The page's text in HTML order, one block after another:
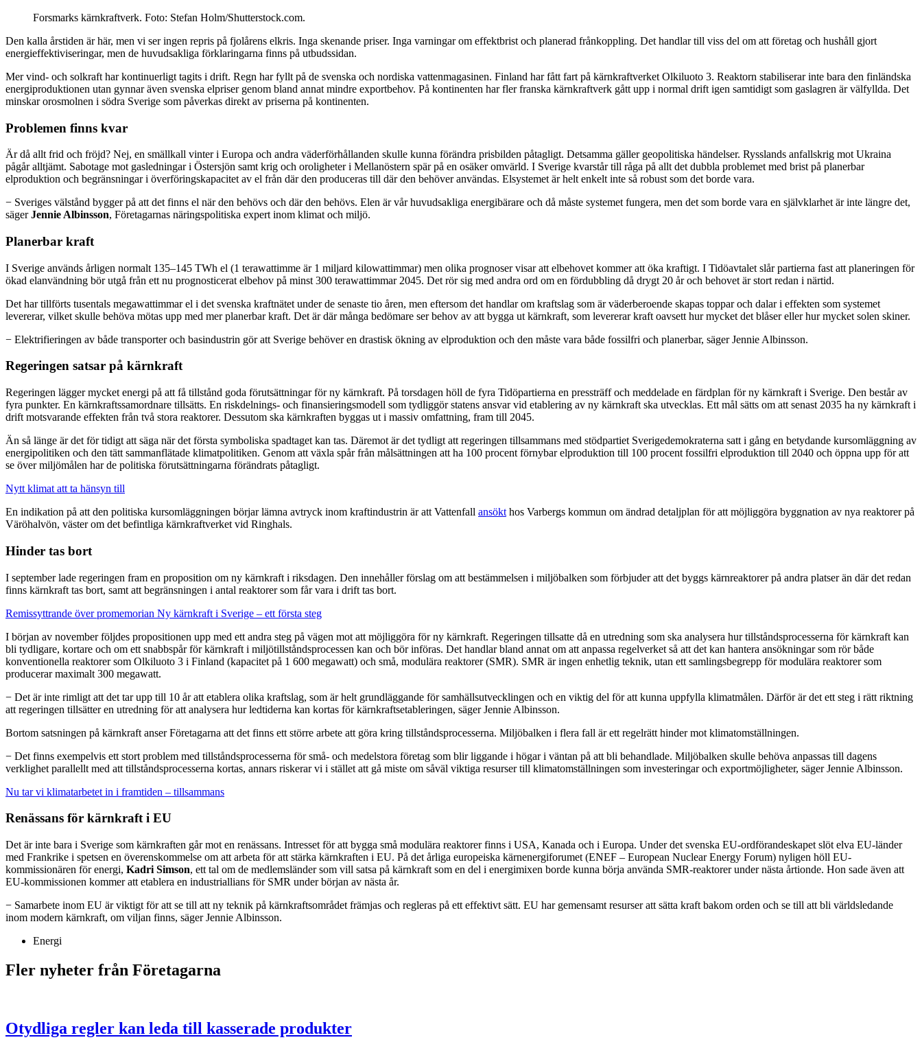
Forsmarks kärnkraftverk. Foto: Stefan Holm/Shutterstock.com.
Den kalla årstiden är här, men vi ser ingen repris på fjolårens elkris. Inga skenande priser. Inga varningar om effektbrist och planerad frånkoppling. Det handlar till viss del om att företag och hushåll gjort
energieffektiviseringar, men de huvudsakliga förklaringarna finns på utbudssidan.
Mer vind- och solkraft har kontinuerligt tagits i drift. Regn har fyllt på de svenska och nordiska vattenmagasinen. Finland har fått fart på kärnkraftverket Olkiluoto 3. Reaktorn stabiliserar inte bara den finländska
energiproduktionen utan gynnar även svenska elpriser genom bland annat mindre exportbehov. På kontinenten har fler franska kärnkraftverk gått upp i normal drift igen samtidigt som gaslagren är välfyllda. Det
minskar orosmolnen i södra Sverige som påverkas direkt av priserna på kontinenten.
Problemen finns kvar
Är då allt frid och fröjd? Nej, en smällkall vinter i Europa och andra väderförhållanden skulle kunna förändra prisbilden påtagligt. Detsamma gäller geopolitiska händelser. Rysslands anfallskrig mot Ukraina
pågår alltjämt. Sabotage mot gasledningar i Östersjön samt krig och oroligheter i Mellanöstern spär på en osäker omvärld. I Sverige kvarstår till råga på allt det dubbla problemet med brist på planerbar
elproduktion och begränsningar i överföringskapacitet av el från där den produceras till där den behöver användas. Elsystemet är helt enkelt inte så robust som det borde vara.
− Sveriges välstånd bygger på att det finns el när den behövs och där den behövs. Elen är vår huvudsakliga energibärare och då måste systemet fungera, men det som borde vara en självklarhet är inte längre det,
sägerJennie Albinsson, Företagarnas näringspolitiska expert inom klimat och miljö.
Planerbar kraft
I Sverige används årligen normalt 135–145 TWh el (1 terawattimme är 1 miljard kilowattimmar) men olika prognoser visar att elbehovet kommer att öka kraftigt. I Tidöavtalet slår partierna fast att planeringen för
ökad elanvändning bör utgå från ett nu prognosticerat elbehov på minst 300 terawattimmar 2045. Det rör sig med andra ord om en fördubbling då drygt 20 år och behovet är stort redan i närtid.
Det har tillförts tusentals megawattimmar el i det svenska kraftnätet under de senaste tio åren, men eftersom det handlar om kraftslag som är väderberoende skapas toppar och dalar i effekten som systemet
levererar, vilket skulle behöva mötas upp med mer planerbar kraft. Det är där många bedömare ser behov av att bygga ut kärnkraft, som levererar kraft oavsett hur mycket det blåser eller hur mycket solen skiner.
− Elektrifieringen av både transporter och basindustrin gör att Sverige behöver en drastisk ökning av elproduktion och den måste vara både fossilfri och planerbar, säger Jennie Albinsson.
Regeringen satsar på kärnkraft
Regeringen lägger mycket energi på att få tillstånd goda förutsättningar för ny kärnkraft. På torsdagen höll de fyra Tidöpartierna en pressträff och meddelade en färdplan för ny kärnkraft i Sverige. Den består av
fyra punkter. En kärnkraftssamordnare tillsätts. En riskdelnings- och finansieringsmodell som tydliggör statens ansvar vid etablering av ny kärnkraft ska utvecklas. Ett mål sätts om att senast 2035 ha ny kärnkraft i
drift motsvarande effekten från två stora reaktorer. Dessutom ska kärnkraften byggas ut i massiv omfattning, fram till 2045.
Än så länge är det för tidigt att säga när det första symboliska spadtaget kan tas. Däremot är det tydligt att regeringen tillsammans med stödpartiet Sverigedemokraterna satt i gång en betydande kursomläggning av
energipolitiken och den tätt sammanflätade klimatpolitiken. Genom att växla spår från målsättningen att ha 100 procent förnybar elproduktion till 100 procent fossilfri elproduktion till 2040 och öppna upp för att
se över miljömålen har de politiska förutsättningarna förändrats påtagligt.
Nytt klimat att ta hänsyn till
En indikation på att den politiska kursomläggningen börjar lämna avtryck inom kraftindustrin är att Vattenfall ansökt hos Varbergs kommun om ändrad detaljplan för att möjliggöra byggnation av nya reaktorer på
Väröhalvön, väster om det befintliga kärnkraftverket vid Ringhals.
Hinder tas bort
I september lade regeringen fram en proposition om ny kärnkraft i riksdagen. Den innehåller förslag om att bestämmelsen i miljöbalken som förbjuder att det byggs kärnreaktorer på andra platser än där det redan
finns kärnkraft tas bort, samt att begränsningen i antal reaktorer som får vara i drift tas bort.
Remissyttrande över promemorian Ny kärnkraft i Sverige – ett första steg
I början av november följdes propositionen upp med ett andra steg på vägen mot att möjliggöra för ny kärnkraft. Regeringen tillsatte då en utredning som ska analysera hur tillståndsprocesserna för kärnkraft kan
bli tydligare, kortare och om ett snabbspår för kärnkraft i miljötillståndsprocessen kan och bör införas. Det handlar bland annat om att anpassa regelverket så att det kan hantera ansökningar som rör både
konventionella reaktorer som Olkiluoto 3 i Finland (kapacitet på 1 600 megawatt) och små, modulära reaktorer (SMR). SMR är ingen enhetlig teknik, utan ett samlingsbegrepp för modulära reaktorer som
producerar maximalt 300 megawatt.
− Det är inte rimligt att det tar upp till 10 år att etablera olika kraftslag, som är helt grundläggande för samhällsutvecklingen och en viktig del för att kunna uppfylla klimatmålen. Därför är det ett steg i rätt riktning
att regeringen tillsätter en utredning för att analysera hur ledtiderna kan kortas för kärnkraftsetableringen, säger Jennie Albinsson.
Bortom satsningen på kärnkraft anser Företagarna att det finns ett större arbete att göra kring tillståndsprocesserna. Miljöbalken i flera fall är ett regelrätt hinder mot klimatomställningen.
− Det finns exempelvis ett stort problem med tillståndsprocesserna för små- och medelstora företag som blir liggande i högar i väntan på att bli behandlade. Miljöbalken skulle behöva anpassas till dagens
verklighet parallellt med att tillståndsprocesserna kortas, annars riskerar vi i stället att gå miste om såväl viktiga resurser till klimatomställningen som investeringar och exportmöjligheter, säger Jennie Albinsson.
Nu tar vi klimatarbetet in i framtiden – tillsammans
Renässans för kärnkraft i EU
Det är inte bara i Sverige som kärnkraften går mot en renässans. Intresset för att bygga små modulära reaktorer finns i USA, Kanada och i Europa. Under det svenska EU-ordförandeskapet slöt elva EU-länder
med Frankrike i spetsen en överenskommelse om att arbeta för att stärka kärnkraften i EU. På det årliga europeiska kärnenergiforumet (ENEF – European Nuclear Energy Forum) nyligen höll EU-
kommissionären för energi, Kadri Simson, ett tal om de medlemsländer som vill satsa på kärnkraft som en del i energimixen borde kunna börja använda SMR-reaktorer under nästa årtionde. Hon sade även att
EU-kommissionen kommer att etablera en industriallians för SMR under början av nästa år.
− Samarbete inom EU är viktigt för att se till att ny teknik på kärnkraftsområdet främjas och regleras på ett effektivt sätt. EU har gemensamt resurser att sätta kraft bakom orden och se till att bli världsledande
inom modern kärnkraft, om viljan finns, säger Jennie Albinsson.
Energi
Fler nyheter från Företagarna
Otydliga regler kan leda till kasserade produkter